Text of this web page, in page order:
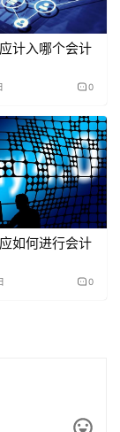
计入哪个会计
0
如何进行会计
0